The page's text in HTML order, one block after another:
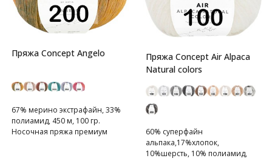
Пряжа Concept Angelo
67% мерино экстрафайн, 33%
полиамид, 450 м, 100 гр.
Носочная пряжа премиум
Пряжа Concept Air Alpaca
Natural colors
60% cуперфайн
альпака,17%хлопок,
10%шерсть, 10% полиамид,